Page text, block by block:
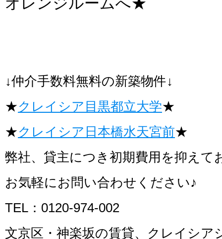
↓仲介手数料無料の新築物件↓
★クレイシア目黒都立大学★
★クレイシア日本橋水天宮前★
弊社、貸主につき初期費用を抑えて
お気軽にお問い合わせください♪
TEL：0120-974-002
文京区・神楽坂の賃貸、クレイシア